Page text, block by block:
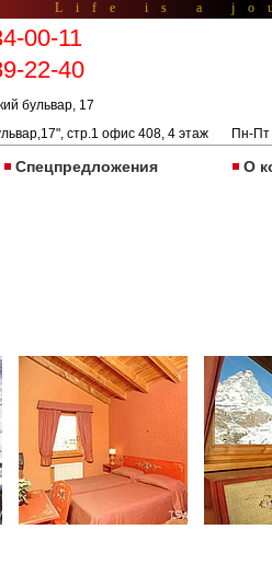
Life is a
00-11
22-40
бульвар, 17
стр.1 офис 408, 4 этаж Пн-Пт
Спецпредложения О